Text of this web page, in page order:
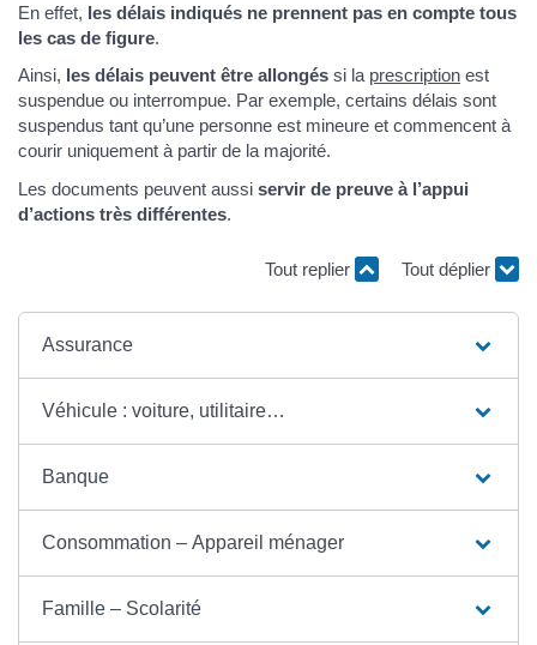
En effet, les délais indiqués ne prennent pas en compte tous
les cas de figure.
Ainsi, les délais peuvent être allongés si la prescription est
suspendue ou interrompue. Par exemple, certains délais sont
suspendus tant qu’une personne est mineure et commencent à
courir uniquement à partir de la majorité.
Les documents peuvent aussi servir de preuve à l’appui
d’actions très différentes.
Tout replier Tout déplier
Assurance
Véhicule : voiture, utilitaire…
Banque
Consommation – Appareil ménager
Famille – Scolarité